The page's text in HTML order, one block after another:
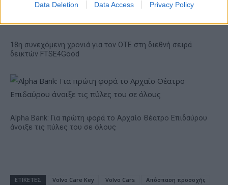
Data Deletion Data Access Privacy Policy
18η συνεχόμενη χρονιά για τον ΟΤΕ στη διεθνή σειρά
δεικτών FTSE4Good
Alpha Bank: Για πρώτη φορά το Αρχαίο Θέατρο Επιδαύρου
άνοιξε τις πύλες του σε όλους
ΕΤΙΚΕΤΕΣ Volvo Care Key Volvo Cars
Απόσπαση προσοχής